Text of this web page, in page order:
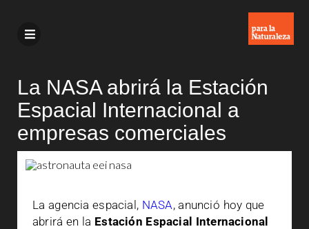
La NASA abrirá la Estación
Espacial Internacional a
empresas comerciales
La agencia espacial, NASA, anunció hoy que
abrirá en la Estación Espacial Internacional